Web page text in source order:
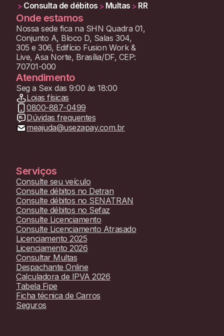
> Consulta de débitos > Multas > RR
Onde estamos
Nossa sede fica na SHN Quadra 01,
Conjunto A, Bloco D, Salas 304,
305 e 306, Edifício Fusion Work &
Live, Asa Norte, Brasília/DF, CEP:
70701-000
Atendimento
Seg a Sex das 9:00 às 18:00
Lojas físicas
0800-887-0499
Dúvidas frequentes
meajuda@usezapay.com.br
Serviços
Consulte seu veículo
Consulte débitos no Detran
Consulte débitos no SENATRAN
Consulte débitos no Sefaz
Consulte Licenciamento
Consulte Licenciamento Atrasado
Licenciamento 2025
Licenciamento 2026
Consultar Multas
Despachante Online
Calculadora de IPVA 2026
Tabela Fipe
Ficha técnica de Carros
Seguros